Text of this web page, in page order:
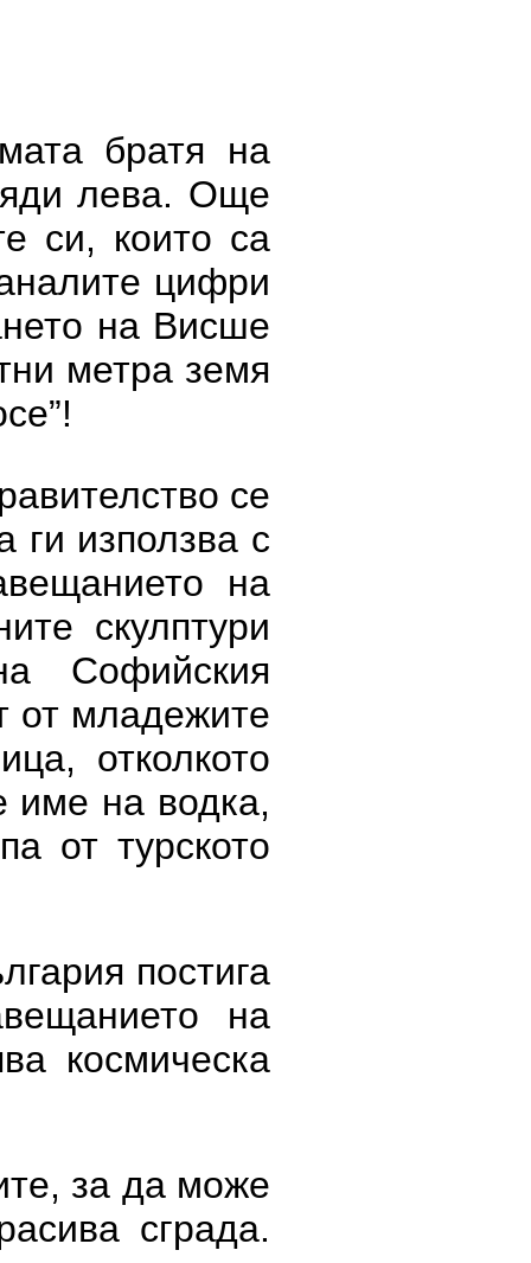
братя на
лева. Още
си, които са
цифри
на Висше
метра земя
се
ги използва с
на
скулптури
Софийския
от младежите
отколкото
име на водка,
от турското
постига
на
космическа
за да може
сграда.